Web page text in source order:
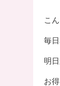
こ
毎
明
お